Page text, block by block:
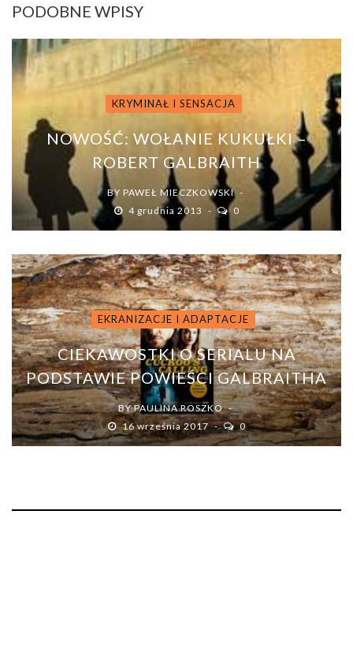
PODOBNE WPISY
KRYMINAŁ I SENSACJA
NOWOŚĆ: WOŁANIE KUKUŁKI –
ROBERT GALBRAITH
BY PAWEŁ MIECZKOWSKI
4 grudnia 2013
0
EKRANIZACJE I ADAPTACJE
CIEKAWOSTKI O SERIALU NA
PODSTAWIE POWIEŚCI GALBRAITHA
BYPAULINA ROSZKO
16 września 2017
0